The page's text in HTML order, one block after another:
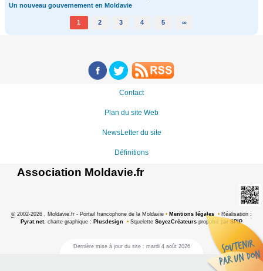
Un nouveau gouvernement en Moldavie
1 2 3 4 5 ∞
Contact
Plan du site Web
NewsLetter du site
Définitions
Association Moldavie.fr
© 2002-2026 , Moldavie.fr - Portail francophone de la Moldavie • Mentions légales • Réalisation :
Pyrat.net, charte graphique : Plusdesign • Squelette SoyezCréateurs propulsé par SPIP
Dernière mise à jour du site : mardi 4 août 2026